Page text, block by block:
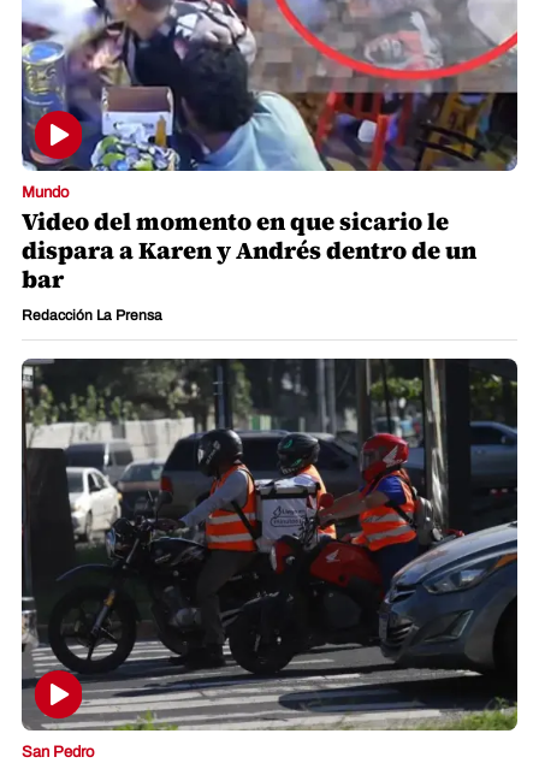
Mundo
Video del momento en que sicario le
dispara a Karen y Andrés dentro de un
bar
Redacción La Prensa
San Pedro